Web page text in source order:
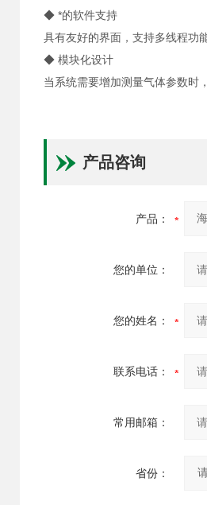
◆ *的软件支持
具有友好的界面，支持多线程功
◆ 模块化设计
当系统需要增加测量气体参数时
产品咨询
产品：
您的单位：
您的姓名：
联系电话：
常用邮箱：
省份：